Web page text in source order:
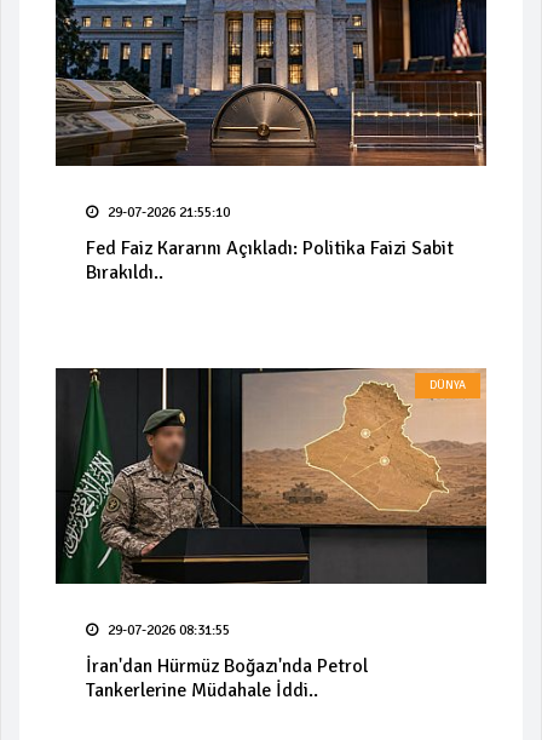
29-07-2026 21:55:10
Fed Faiz Kararını Açıkladı: Politika Faizi Sabit
Bırakıldı..
DÜNYA
29-07-2026 08:31:55
İran'dan Hürmüz Boğazı'nda Petrol
Tankerlerine Müdahale İddi..